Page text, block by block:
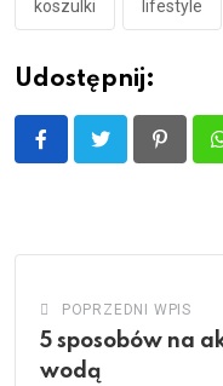
koszulki lifestyle
Udostępnij:
POPRZEDNI WPIS
5 sposobów na
wodą